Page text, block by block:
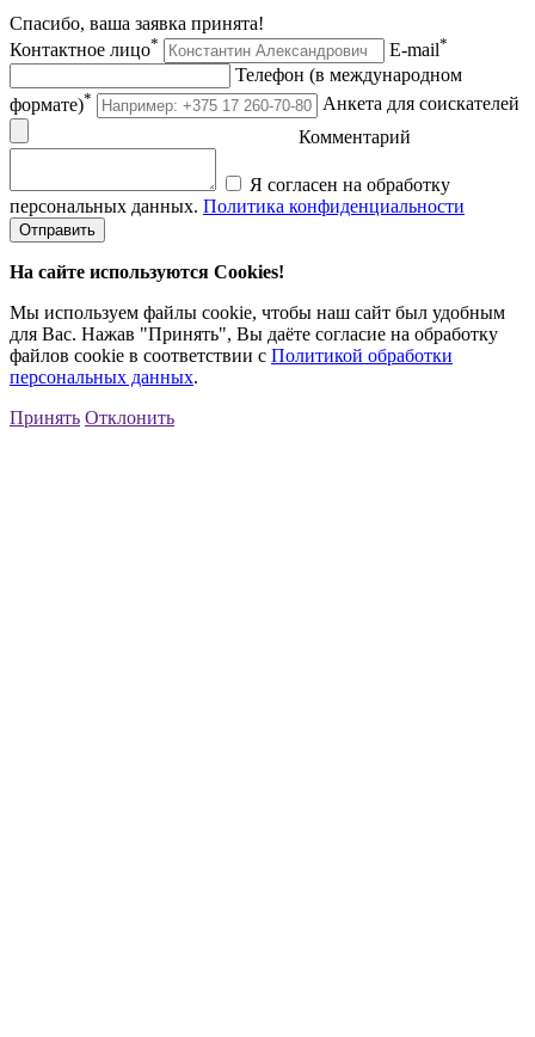
Спасибо, ваша заявка принята!
Контактное лицо* E-mail*
Телефон (в международном
формате)*
Анкета для соискателей
Комментарий
Я согласен на обработку
персональных данных. Политика конфиденциальности
Отправить
На сайте используются Cookies!
Мы используем файлы cookie, чтобы наш сайт был удобным
для Вас. Нажав "Принять", Вы даёте согласие на обработку
файлов cookie в соответствии с Политикой обработки
персональных данных.
Принять Отклонить